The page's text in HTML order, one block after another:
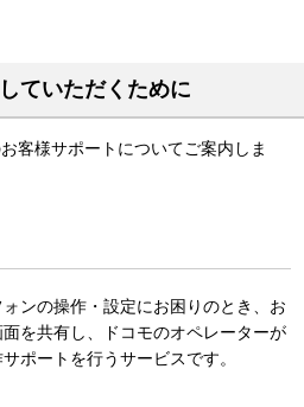
ていただくために
客様サポートについてご案内しま
ンの操作・設定にお困りのとき、お
を共有し、ドコモのオペレーターが
ポートを行うサービスです。